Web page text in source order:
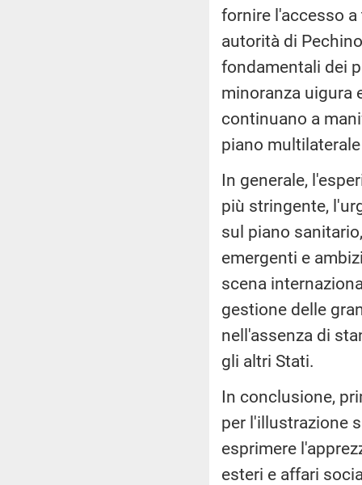
fornire l'accesso
autorità di
fondamentali dei
minoranza uigura
continuano a
piano
In generale,
più stringente,
sul piano
emergenti e
scena
gestione delle
nell'assenza di
gli altri Stati.
In conclusione,
per l'illustrazione
esprimere
esteri e affari